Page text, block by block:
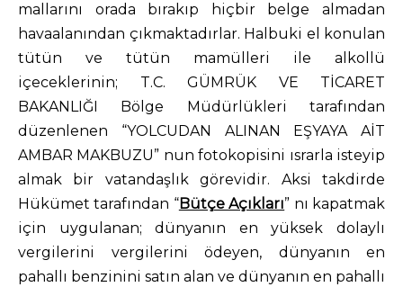
mallarını orada bırakıp hiçbir belge almadan
havaalanından çıkmaktadırlar. Halbuki el konulan
tütün ve tütün mamülleri ile alkollü
içeceklerinin; T.C. GÜMRÜK VE TİCARET
BAKANLIĞI Bölge Müdürlükleri tarafından
düzenlenen “YOLCUDAN ALINAN EŞYAYA AİT
AMBAR MAKBUZU” nun fotokopisini ısrarla isteyip
almak bir vatandaşlık görevidir. Aksi takdirde
Hükümet tarafından “Bütçe Açıkları” nı kapatmak
için uygulanan; dünyanın en yüksek dolaylı
vergilerini vergilerini ödeyen, dünyanın en
pahallı benzinini satın alan ve dünyanın en pahallı